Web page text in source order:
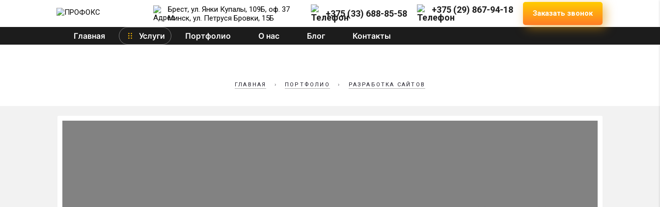
Брест, ул. Янки Купалы, 109Б, оф. 37
Минск, ул. Петруся Бровки, 15Б
+375 (33) 688-85-58 +375 (29) 867-94-18 Заказать звонок
Главная Услуги Портфолио О нас Блог Контакты
ГЛАВНАЯ › ПОРТФОЛИО › РАЗРАБОТКА САЙТОВ